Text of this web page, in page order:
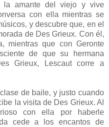
la amante del viejo y vive
con ella mientras se
y descubre que, en el
de Des Grieux. Con él,
mientras que con Geronte
de que su hermana
Grieux, Lescaut corre a
de baile, y justo cuando
la visita de Des Grieux. Al
con ella por haberle
cede a los encantos de